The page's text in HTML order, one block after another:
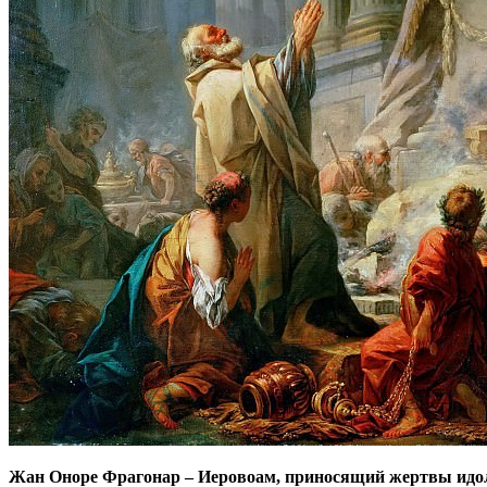
Жан Оноре Фрагонар–Иеровоам, приносящий жертвы